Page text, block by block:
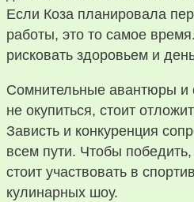
Если Коза планировала
работы, это то самое
рисковать здоровьем и
Сомнительные авантюры и
не окупиться, стоит
Зависть и конкуренция
всем пути. Чтобы
стоит участвовать в
кулинарных шоу.